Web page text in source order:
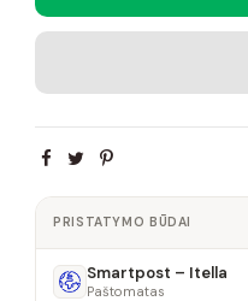
PRISTATYMO BŪDAI
Smartpost – Itella
Paštomatas